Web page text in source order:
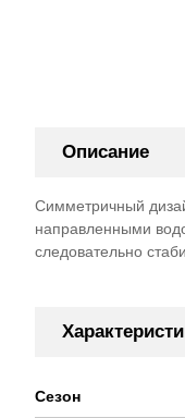
Описание
Симметричный
направленными
следовательно
Сезон